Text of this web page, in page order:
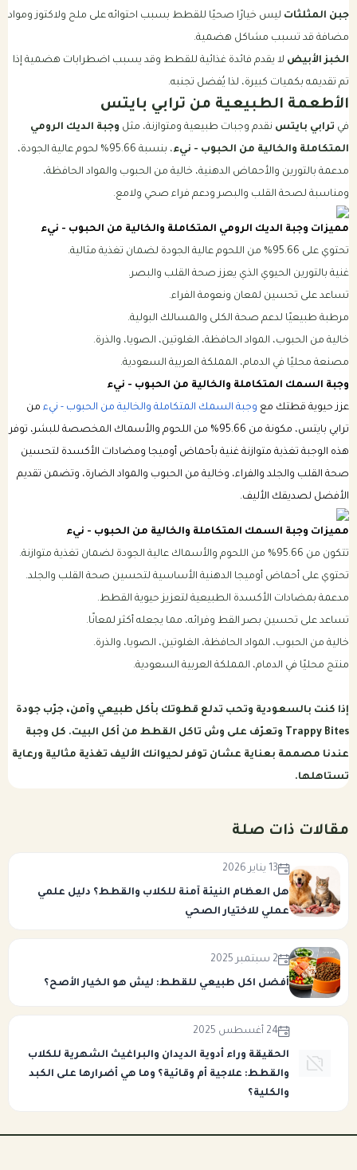
جبن المثلثاتليس خيارًا صحيًا للقطط بسبب احتوائه على ملح ولاكتوز ومواد
مضافة قد تسبب مشاكل هضمية.
الخبز الأبيضلا يقدم فائدة غذائية للقطط وقد يسبب اضطرابات هضمية إذا
تم تقديمه بكميات كبيرة، لذا يُفضل تجنبه.
الأطعمة الطبيعية من ترابي بايتس
فيترابي بايتسنقدم وجبات طبيعية ومتوازنة، مثلوجبة الديك الرومي
المتكاملة والخالية من الحبوب - نيء
، بنسبة 95.66% لحوم عالية الجودة،
مدعمة بالتورين والأحماض الدهنية، خالية من الحبوب والمواد الحافظة،
ومناسبة لصحة القلب والبصر ودعم فراء صحي ولامع.
مميزات وجبة الديك الرومي المتكاملة والخالية من الحبوب - نيء
تحتوي على 95.66% من اللحوم عالية الجودة لضمان تغذية مثالية.
غنية بالتورين الحيوي الذي يعزز صحة القلب والبصر.
تساعد على تحسين لمعان ونعومة الفراء.
مرطبة طبيعيًا لدعم صحة الكلى والمسالك البولية.
خالية من الحبوب، المواد الحافظة، الغلوتين، الصويا، والذرة.
مصنعة محليًا في الدمام، المملكة العربية السعودية.
وجبة السمك المتكاملة والخالية من الحبوب - نيء
عزز حيوية قطتك معوجبة السمك المتكاملة والخالية من الحبوب - نيءمن
ترابي بايتس، مكونة من 95.66% من اللحوم والأسماك المخصصة للبشر، توفر
هذه الوجبة تغذية متوازنة غنية بأحماض أوميجا ومضادات الأكسدة لتحسين
صحة القلب والجلد والفراء، وخالية من الحبوب والمواد الضارة، وتضمن تقديم
الأفضل لصديقك الأليف.
مميزات وجبة السمك المتكاملة والخالية من الحبوب - نيء
تتكون من 95.66% من اللحوم والأسماك عالية الجودة لضمان تغذية متوازنة.
تحتوي على أحماض أوميجا الدهنية الأساسية لتحسين صحة القلب والجلد.
مدعمة بمضادات الأكسدة الطبيعية لتعزيز حيوية القطط.
تساعد على تحسين بصر القط وفرائه، مما يجعله أكثر لمعانًا.
خالية من الحبوب، المواد الحافظة، الغلوتين، الصويا، والذرة.
منتج محليًا في الدمام، المملكة العربية السعودية.
إذا كنت بالسعودية وتحب تدلع قطوتك بأكل طبيعي وآمن، جرّب جودة
Trappy Bites وتعرّف على وش تاكل القطط من أكل البيت. كل وجبة
عندنا مصممة بعناية عشان توفر لحيوانك الأليف تغذية مثالية ورعاية
تستاهلها.
مقالات ذات صلة
13 يناير 2026
هل العظام النيئة آمنة للكلاب والقطط؟ دليل علمي
عملي للاختيار الصحي
2 سبتمبر 2025
أفضل اكل طبيعي للقطط: ليش هو الخيار الأصح؟
24 أغسطس 2025
الحقيقة وراء أدوية الديدان والبراغيث الشهرية للكلاب
والقطط: علاجية أم وقائية؟ وما هي أضرارها على الكبد
والكلية؟